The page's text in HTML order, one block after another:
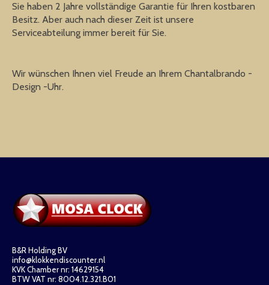
Sie haben 2 Jahre vollständige Garantie für Ihren kostbaren
Besitz. Aber auch nach dieser Zeit ist unsere
Serviceabteilung immer bereit für Sie.
Wir wünschen Ihnen viel Freude an Ihrem Chantalbrando -
Design -Uhr.
B&R Holding BV
info@klokkendiscounter.nl
KVK Chamber nr: 14629154
BTW VAT nr: 8004.12.321.B01